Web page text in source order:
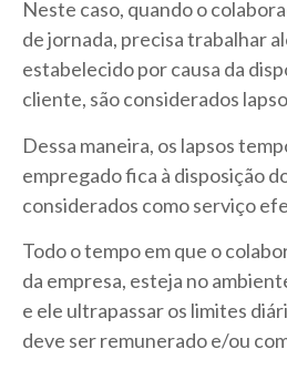
Neste caso, quando o
de jornada, precisa trabalhar
estabelecido por causa da
cliente, são considerados
Dessa maneira, os lapsos
empregado fica à disposição
considerados como serviço
Todo o tempo em que o
da empresa, esteja no
e ele ultrapassar os limites
deve ser remunerado e/ou